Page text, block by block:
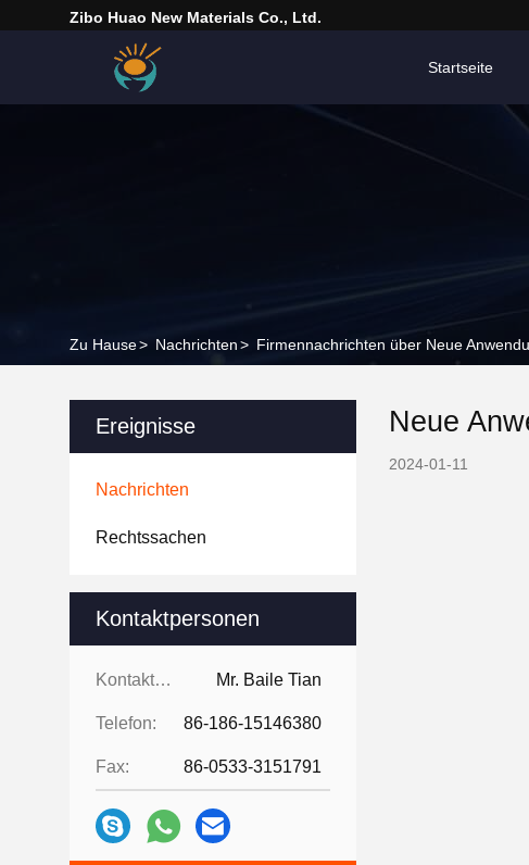
Zibo Huao New Materials Co., Ltd.
Startseite
Zu Hause> Nachrichten> Firmennachrichten über Neue
Ereignisse
Nachrichten
Rechtssachen
Kontaktpersonen
Kontaktpersonen: Mr. Baile Tian
Telefon: 86-186-15146380
Fax: 86-0533-3151791
Neue
2024-01-11